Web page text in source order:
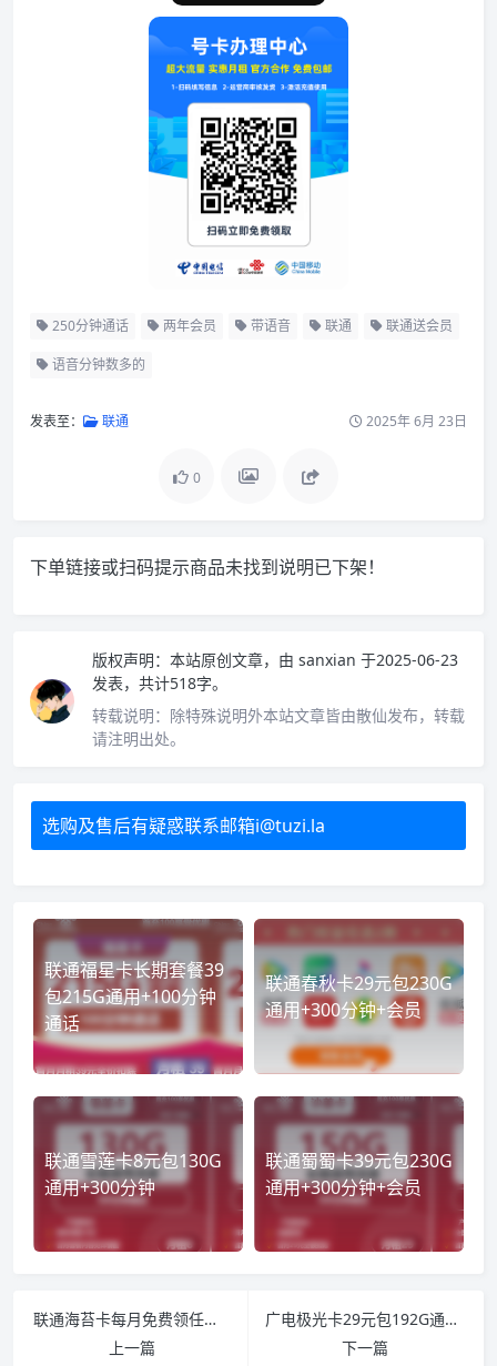
250分钟通话 两年会员 带语音 联通 联通送会员
语音分钟数多的
发表至： 联通 2025年 6月 23日
0
下单链接或扫码提示商品未找到说明已下架！
版权声明： 本站原创文章，由 sanxian 于2025-06-23
发表，共计518字。
转载说明： 除特殊说明外本站文章皆由散仙发布，转载
请注明出处。
选购及售后有疑惑联系邮箱i@tuzi.la
联通福星卡长期套餐39
包215G通用+100分钟
通话
联通春秋卡29元包230G
通用+300分钟+会员
联通雪莲卡8元包130G
通用+300分钟
联通蜀蜀卡39元包230G
通用+300分钟+会员
联通海苔卡每月免费领任选会员
上一篇
广电极光卡29元包192G通用+通话0.15元/分钟
下一篇